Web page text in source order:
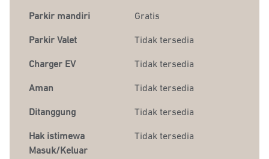
Parkir mandiri Gratis
Parkir Valet Tidak tersedia
Charger EV Tidak tersedia
Aman Tidak tersedia
Ditanggung Tidak tersedia
Hak istimewa
Masuk/Keluar
Tidak tersedia